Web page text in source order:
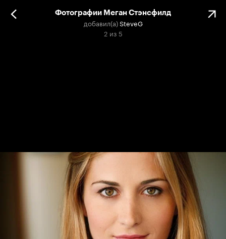
Фотографии Меган Стэнсфилд
добавил(а)SteveG
2 из 5